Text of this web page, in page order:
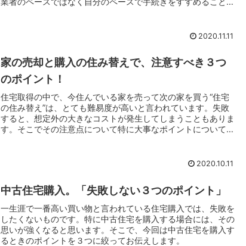
2020.11.11
家の売却と購入の住み替えで、注意すべき３つ
のポイント！
住宅取得の中で、今住んでいる家を売って次の家を買う“住宅
の住み替え”は、とても難易度が高いと言われています。失敗
すると、想定外の大きなコストが発生してしまうこともありま
す。そこでその注意点について特に大事なポイントについてま
2020.10.11
中古住宅購入。「失敗しない３つのポイント」
一生涯で一番高い買い物と言われている住宅購入では、失敗を
したくないものです。特に中古住宅を購入する場合には、その
思いが強くなると思います。そこで、今回は中古住宅を購入す
るときのポイントを３つに絞ってお伝えします。